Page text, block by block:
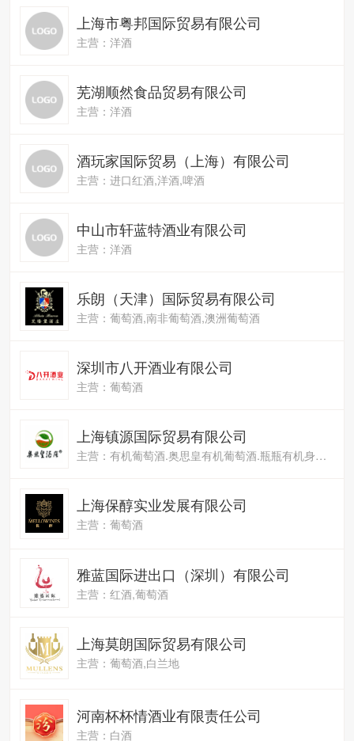
上海市粤邦国际贸易有限公司
主营：洋酒
芜湖顺然食品贸易有限公司
主营：洋酒
酒玩家国际贸易（上海）有限公司
主营：进口红酒,洋酒,啤酒
中山市轩蓝特酒业有限公司
主营：洋酒
乐朗（天津）国际贸易有限公司
主营：葡萄酒,南非葡萄酒,澳洲葡萄酒
深圳市八开酒业有限公司
主营：葡萄酒
上海镇源国际贸易有限公司
主营：有机葡萄酒.奥思皇有机葡萄酒.瓶瓶有机身份认证
上海保醇实业发展有限公司
主营：葡萄酒
雅蓝国际进出口（深圳）有限公司
主营：红酒,葡萄酒
上海莫朗国际贸易有限公司
主营：葡萄酒,白兰地
河南杯杯情酒业有限责任公司
主营：白酒